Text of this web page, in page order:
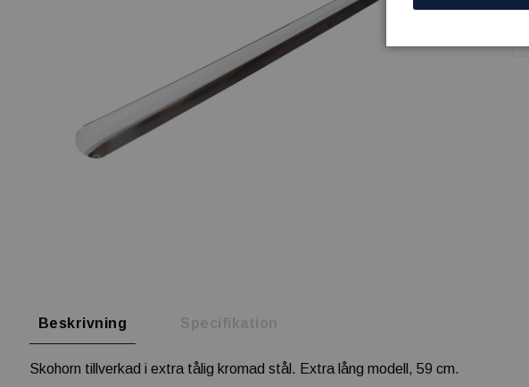
Beskrivning Specifikation
Skohorn tillverkad i extra tålig kromad stål. Extra lång modell, 59 cm.